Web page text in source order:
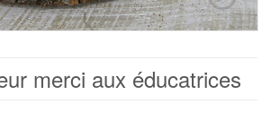
merci aux éducatrices